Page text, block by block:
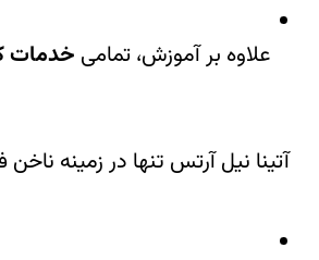
علاوه بر آموزش، تمامی خدمات
آتینا نیل آرتس تنها در زمینه